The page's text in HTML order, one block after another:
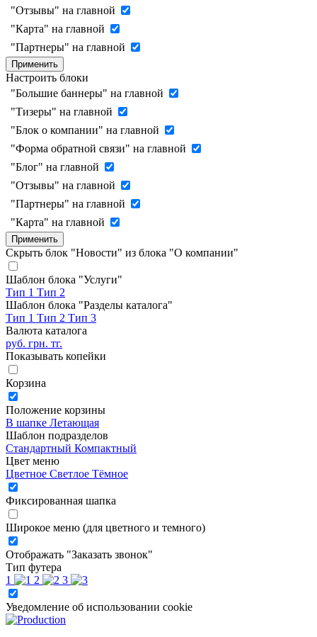
"Отзывы" на главной
"Карта" на главной
"Партнеры" на главной
Применить
Настроить блоки
"Большие баннеры" на главной
"Тизеры" на главной
"Блок о компании" на главной
"Форма обратной связи" на главной
"Блог" на главной
"Отзывы" на главной
"Партнеры" на главной
"Карта" на главной
Применить
Скрыть блок "Новости" из блока "О компании"
Шаблон блока "Услуги"
Тип 1 Тип 2
Шаблон блока "Разделы каталога"
Тип 1 Тип 2 Тип 3
Валюта каталога
руб. грн. тг.
Показывать копейки
Корзина
Положение корзины
В шапке Летающая
Шаблон подразделов
Стандартный Компактный
Цвет меню
Цветное Светлое Тёмное
Фиксированная шапка
Широкое меню (для цветного и темного)
Отображать "Заказать звонок"
Тип футера
1
2 3
Уведомление об использовании cookie